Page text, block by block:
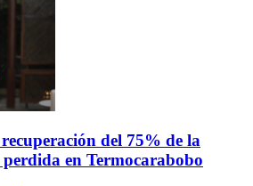
del 75% de la
en Termocarabobo